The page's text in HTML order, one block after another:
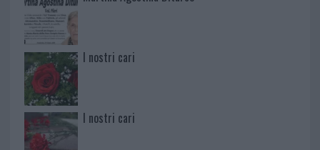
I nostri cari
I nostri cari